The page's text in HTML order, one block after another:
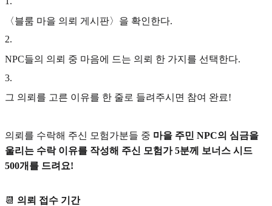
〈블룸 마을 의뢰 게시판〉을 확인한다.
2.
NPC들의 의뢰 중 마음에 드는 의뢰 한 가지를 선택한다.
3.
그 의뢰를 고른 이유를 한 줄로 들려주시면 참여 완료!
의뢰를 수락해 주신 모험가분들 중 마을 주민 NPC의 심금을
울리는 수락 이유를 작성해 주신 모험가 5분께 보너스 시드
500개를 드려요!
📆 의뢰 접수 기간